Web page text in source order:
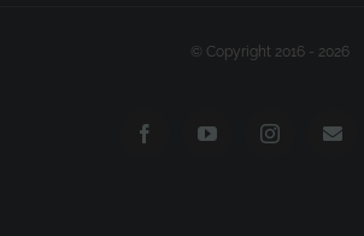
© Copyright 2016 - 2026
FacebookYouTubeInstagram